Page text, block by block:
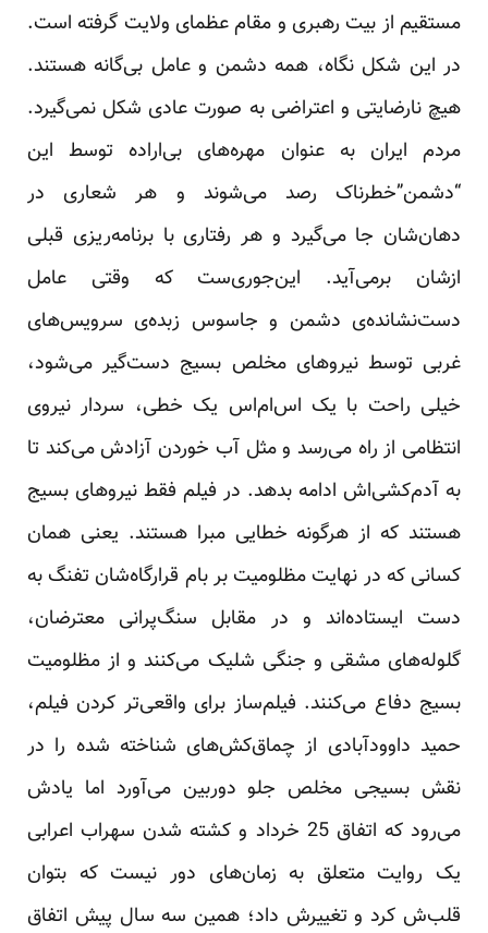
مستقیم از بیت رهبری و مقام عظمای ولایت گرفته است.
در این شکل نگاه، همه دشمن و عامل بی‌گانه هستند.
هیچ نارضایتی و اعتراضی به صورت عادی شکل نمی‌گیرد.
مردم ایران به عنوان مهره‌های بی‌اراده توسط این
“دشمن”خطرناک رصد می‌شوند و هر شعاری در
دهان‌شان جا می‌گیرد و هر رفتاری با برنامه‌ریزی قبلی
ازشان برمی‌آید. این‌جوری‌ست که وقتی عامل
دست‌نشانده‌ی دشمن و جاسوس زبده‌ی سرویس‌های
غربی توسط نیروهای مخلص بسیج دست‌گیر می‌شود،
خیلی راحت با یک اس‌ام‌اس یک خطی، سردار نیروی
انتظامی از راه می‌رسد و مثل آب خوردن آزادش می‌کند تا
به آدم‌کشی‌اش ادامه بدهد. در فیلم فقط نیروهای بسیج
هستند که از هرگونه خطایی مبرا هستند. یعنی همان
کسانی که در نهایت مظلومیت بر بام قرارگاه‌شان تفنگ به
دست ایستاده‌اند و در مقابل سنگ‌پرانی معترضان،
گلوله‌های مشقی و جنگی شلیک می‌کنند و از مظلومیت
بسیج دفاع می‌کنند. فیلم‌ساز برای واقعی‌تر کردن فیلم،
حمید داوودآبادی از چماق‌کش‌های شناخته شده را در
نقش بسیجی مخلص جلو دوربین می‌آورد اما یادش
می‌رود که اتفاق 25 خرداد و کشته شدن سهراب اعرابی
یک روایت متعلق به زمان‌های دور نیست که بتوان
قلب‌ش کرد و تغییرش داد؛ همین سه سال پیش اتفاق